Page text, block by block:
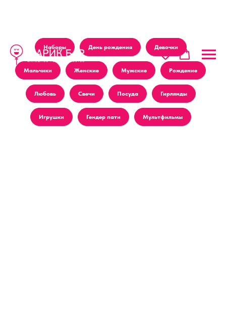
Наборы День рождения Девочки
Мальчики Женские Мужские Рождение
Любовь Свечи Посуда Гирлянды
Игрушки Гендер пати Мультфильмы